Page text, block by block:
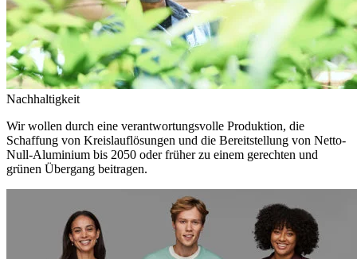
Nachhaltigkeit
Wir wollen durch eine verantwortungsvolle Produktion, die
Schaffung von Kreislauflösungen und die Bereitstellung von Netto-
Null-Aluminium bis 2050 oder früher zu einem gerechten und
grünen Übergang beitragen.